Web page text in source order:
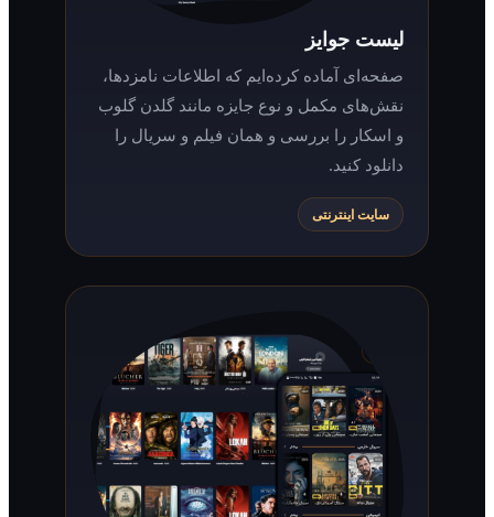
لیست جوایز
صفحه‌ای آماده کرده‌ایم که اطلاعات نامزدها،
نقش‌های مکمل و نوع جایزه مانند گلدن گلوب
و اسکار را بررسی و همان فیلم و سریال را
سایت اینترنتی